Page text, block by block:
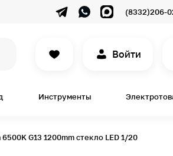
(8332)206-
Войти
Инструменты
G13 1200mm стекло LED 1/20